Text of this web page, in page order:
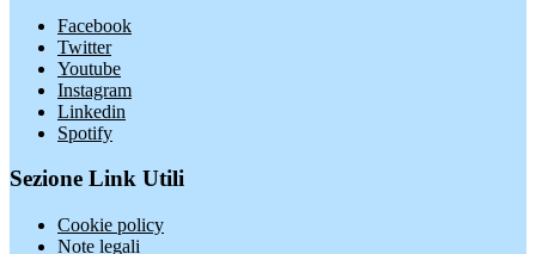
Facebook
Twitter
Youtube
Instagram
Linkedin
Spotify
Sezione Link Utili
Cookie policy
Note legali